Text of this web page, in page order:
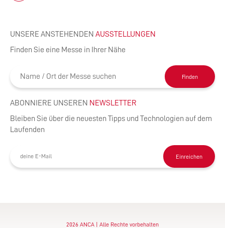
UNSERE ANSTEHENDEN AUSSTELLUNGEN
Finden Sie eine Messe in Ihrer Nähe
Finden
ABONNIERE UNSEREN NEWSLETTER
Bleiben Sie über die neuesten Tipps und Technologien auf dem
Laufenden
Einreichen
2026 ANCA | Alle Rechte vorbehalten